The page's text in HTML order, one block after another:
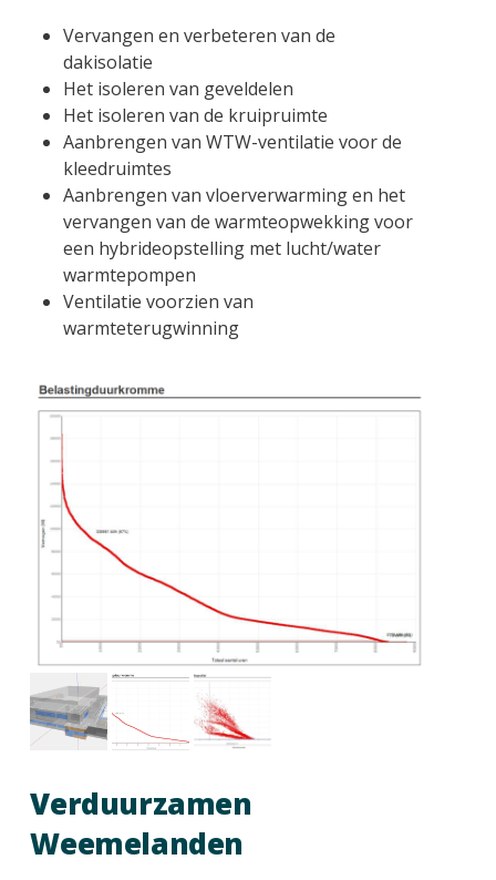
Vervangen en verbeteren van de
dakisolatie
Het isoleren van geveldelen
Het isoleren van de kruipruimte
Aanbrengen van WTW-ventilatie voor de
kleedruimtes
Aanbrengen van vloerverwarming en het
vervangen van de warmteopwekking voor
een hybrideopstelling met lucht/water
warmtepompen
Ventilatie voorzien van
warmteterugwinning
Verduurzamen
Weemelanden